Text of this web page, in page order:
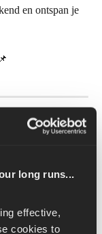
long runs...
effective,
cookies to
en ontspan je
los te laten en je
voor